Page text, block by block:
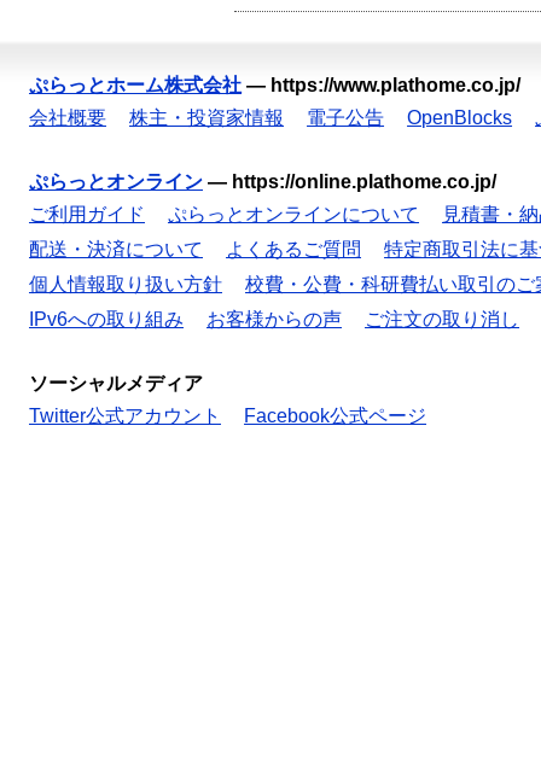
ぷらっとホーム株式会社 — https://www.plathome.co.jp/
会社概要
株主・投資家情報 電子公告 OpenBlocks
ぷらっとオンライン — https://online.plathome.co.jp/
ご利用ガイド
ぷらっとオンラインについて
見積書・
配送・決済について
よくあるご質問
特定商取引法に
個人情報取り扱い方針
校費・公費・科研費払い取引のご
IPv6への取り組み
お客様からの声 ご注文の取り消し
ソーシャルメディア
Twitter公式アカウント
Facebook公式ページ